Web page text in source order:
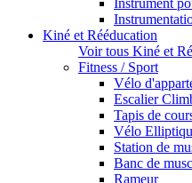
Instrument
Kiné et Rééducation
Voir tous Kiné et
Fitness / Sport
Vélo
Escalier
Tapis de
Vélo
Station de
Banc de
Rameur